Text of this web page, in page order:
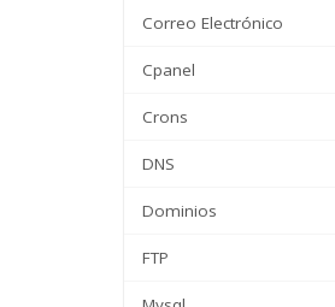
Correo Electrónico
Cpanel
Crons
DNS
Dominios
FTP